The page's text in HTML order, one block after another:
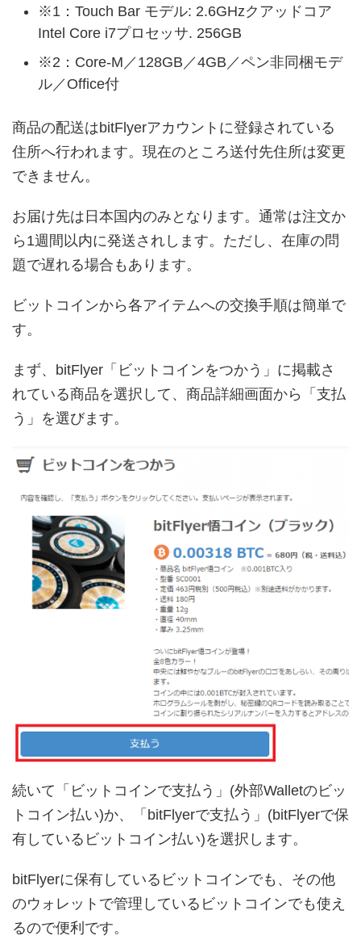
※1：Touch Bar モデル: 2.6GHzクアッドコア
Intel Core i7プロセッサ. 256GB
※2：Core-M／128GB／4GB／ペン非同梱モデ
ル／Office付
商品の配送はbitFlyerアカウントに登録されている
住所へ行われます。現在のところ送付先住所は変更
できません。
お届け先は日本国内のみとなります。通常は注文か
ら1週間以内に発送されします。ただし、在庫の問
題で遅れる場合もあります。
ビットコインから各アイテムへの交換手順は簡単で
す。
まず、bitFlyer「ビットコインをつかう」に掲載さ
れている商品を選択して、商品詳細画面から「支払
う」を選びます。
続いて「ビットコインで支払う」(外部Walletのビッ
トコイン払い)か、「bitFlyerで支払う」(bitFlyerで保
有しているビットコイン払い)を選択します。
bitFlyerに保有しているビットコインでも、その他
のウォレットで管理しているビットコインでも使え
るので便利です。